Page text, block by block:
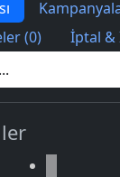
Değerlendirmeler (0)
İptal &